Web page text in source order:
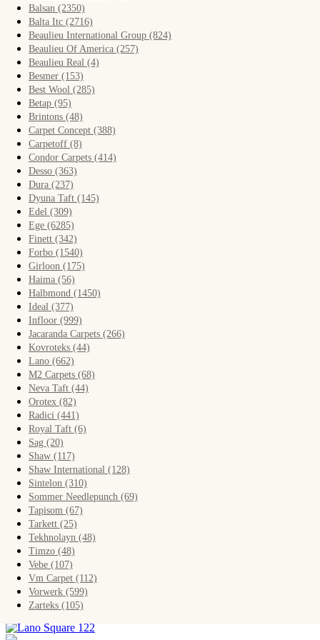
Balsan (2350)
Balta Itc (2716)
Beaulieu International Group (824)
Beaulieu Of America (257)
Beaulieu Real (4)
Besmer (153)
Best Wool (285)
Betap (95)
Brintons (48)
Carpet Concept (388)
Carpetoff (8)
Condor Carpets (414)
Desso (363)
Dura (237)
Dyuna Taft (145)
Edel (309)
Ege (6285)
Finett (342)
Forbo (1540)
Girloon (175)
Haima (56)
Halbmond (1450)
Ideal (377)
Infloor (999)
Jacaranda Carpets (266)
Kovroteks (44)
Lano (662)
M2 Carpets (68)
Neva Taft (44)
Orotex (82)
Radici (441)
Royal Taft (6)
Sag (20)
Shaw (117)
Shaw International (128)
Sintelon (310)
Sommer Needlepunch (69)
Tapisom (67)
Tarkett (25)
Tekhnolayn (48)
Timzo (48)
Vebe (107)
Vm Carpet (112)
Vorwerk (599)
Zarteks (105)
Виниловая плитка
Ламинат
Линолеум
Ковролин
Ковровая плитка
Сопутствующие товары
Назад
Цвет (27)
Белый (311)
Зеленый (464)
Светлый (4)
Серый (1662)
Черно-белый (8)
Черный (246)
Показать все
Бренд (14)
Forbo (1352)
IVC (7440)
JUTEKS (324)
TARKETT (1100)
Показать все
Главная
Ковролин
Коллекции ковролин
Lano
Square
Lano Square
Показать (15 товаров
Сбросить фильтр
Показать товары (
Сортировка: